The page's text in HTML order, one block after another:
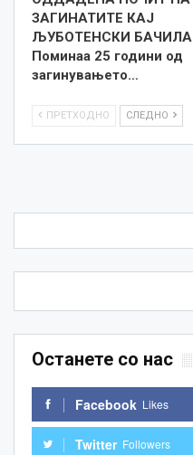
ЗАГИНАТИТЕ КАЈ
ЉУБОТЕНСКИ БАЧИЛА
Поминаа 25 години од
загинувањето…
ПРЕТХОДНО СЛЕДНО
Останете со нас
Facebook Likes
Twitter Followers